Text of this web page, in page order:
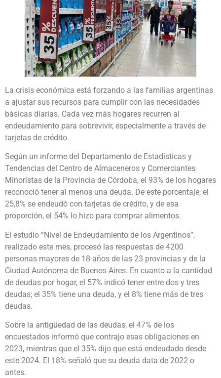
La crisis económica está forzando a las familias argentinas
a ajustar sus recursos para cumplir con las necesidades
básicas diarias. Cada vez más hogares recurren al
endeudamiento para sobrevivir, especialmente a través de
tarjetas de crédito.
Según un informe del Departamento de Estadísticas y
Tendencias del Centro de Almaceneros y Comerciantes
Minoristas de la Provincia de Córdoba, el 93% de los hogares
reconoció tener al menos una deuda. De este porcentaje, el
25,8% se endeudó con tarjetas de crédito, y de esa
proporción, el 54% lo hizo para comprar alimentos.
El estudio “Nivel de Endeudamiento de los Argentinos”,
realizado este mes, procesó las respuestas de 4200
personas mayores de 18 años de las 23 provincias y de la
Ciudad Autónoma de Buenos Aires. En cuanto a la cantidad
de deudas por hogar, el 57% indicó tener entre dos y tres
deudas; el 35% tiene una deuda, y el 8% tiene más de tres
deudas.
Sobre la antigüedad de las deudas, el 47% de los
encuestados informó que contrajo esas obligaciones en
2023, mientras que el 35% dijo que está endeudado desde
este 2024. El 18% señaló que su deuda data de 2022 o
antes.